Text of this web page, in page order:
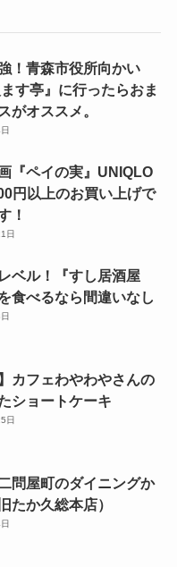
！青森市役所向かい
ます亭』に行ったらおま
がオススメ。
『ペイの実』UNIQLO
円以上のお買い上げで
！
日
ベル！『すし居酒屋
食べるなら間違いなし
カフェわやわやさんの
ショートケーキ
日
問屋町のダイニングか
たか久総本店）